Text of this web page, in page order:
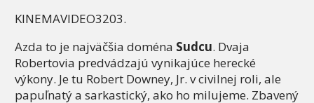
KINEMAVIDEO3203.
Azda to je najväčšia doména Sudcu. Dvaja
Robertovia predvádzajú vynikajúce herecké
výkony. Je tu Robert Downey, Jr. v civilnej roli, ale
papuľnatý a sarkastický, ako ho milujeme. Zbavený